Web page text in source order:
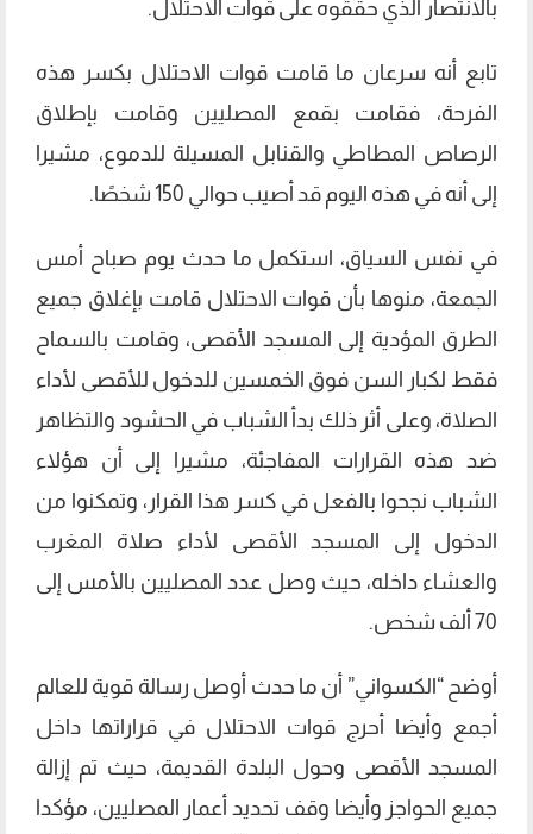
بالانتصار الذي حققوه على قوات الاحتلال.
تابع أنه سرعان ما قامت قوات الاحتلال بكسر هذه
الفرحة، فقامت بقمع المصليين وقامت بإطلاق
الرصاص المطاطي والقنابل المسيلة للدموع، مشيرا
إلى أنه في هذه اليوم قد أصيب حوالي 150 شخصًا.
في نفس السياق، استكمل ما حدث يوم صباح أمس
الجمعة، منوها بأن قوات الاحتلال قامت بإغلاق جميع
الطرق المؤدية إلى المسجد الأقصى، وقامت بالسماح
فقط لكبار السن فوق الخمسين للدخول للأقصى لأداء
الصلاة، وعلى أثر ذلك بدأ الشباب في الحشود والتظاهر
ضد هذه القرارات المفاجئة، مشيرا إلى أن هؤلاء
الشباب نجحوا بالفعل في كسر هذا القرار، وتمكنوا من
الدخول إلى المسجد الأقصى لأداء صلاة المغرب
والعشاء داخله، حيث وصل عدد المصليين بالأمس إلى
70 ألف شخص.
أوضح “الكسواني” أن ما حدث أوصل رسالة قوية للعالم
أجمع وأيضا أحرج قوات الاحتلال في قراراتها داخل
المسجد الأقصى وحول البلدة القديمة، حيث تم إزالة
جميع الحواجز وأيضا وقف تحديد أعمار المصليين، مؤكدا